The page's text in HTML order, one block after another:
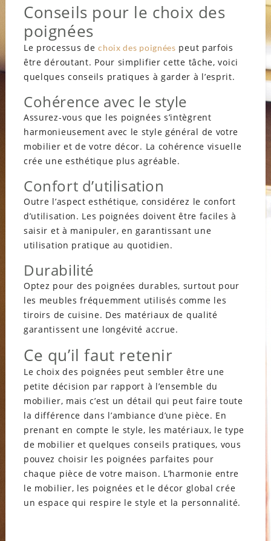
Conseils pour le choix des
poignées
Le processus dechoix des poignées peut parfois
être déroutant. Pour simplifier cette tâche, voici
quelques conseils pratiques à garder à l’esprit.
Cohérence avec le style
Assurez-vous que les poignées s’intègrent
harmonieusement avec le style général de votre
mobilier et de votre décor. La cohérence visuelle
crée une esthétique plus agréable.
Confort d’utilisation
Outre l’aspect esthétique, considérez le confort
d’utilisation. Les poignées doivent être faciles à
saisir et à manipuler, en garantissant une
utilisation pratique au quotidien.
Durabilité
Optez pour des poignées durables, surtout pour
les meubles fréquemment utilisés comme les
tiroirs de cuisine. Des matériaux de qualité
garantissent une longévité accrue.
Ce qu’il faut retenir
Le choix des poignées peut sembler être une
petite décision par rapport à l’ensemble du
mobilier, mais c’est un détail qui peut faire toute
la différence dans l’ambiance d’une pièce. En
prenant en compte le style, les matériaux, le type
de mobilier et quelques conseils pratiques, vous
pouvez choisir les poignées parfaites pour
chaque pièce de votre maison. L’harmonie entre
le mobilier, les poignées et le décor global crée
un espace qui respire le style et la personnalité.